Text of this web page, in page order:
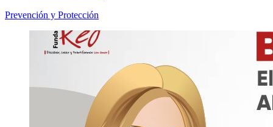
Prevención y Protección